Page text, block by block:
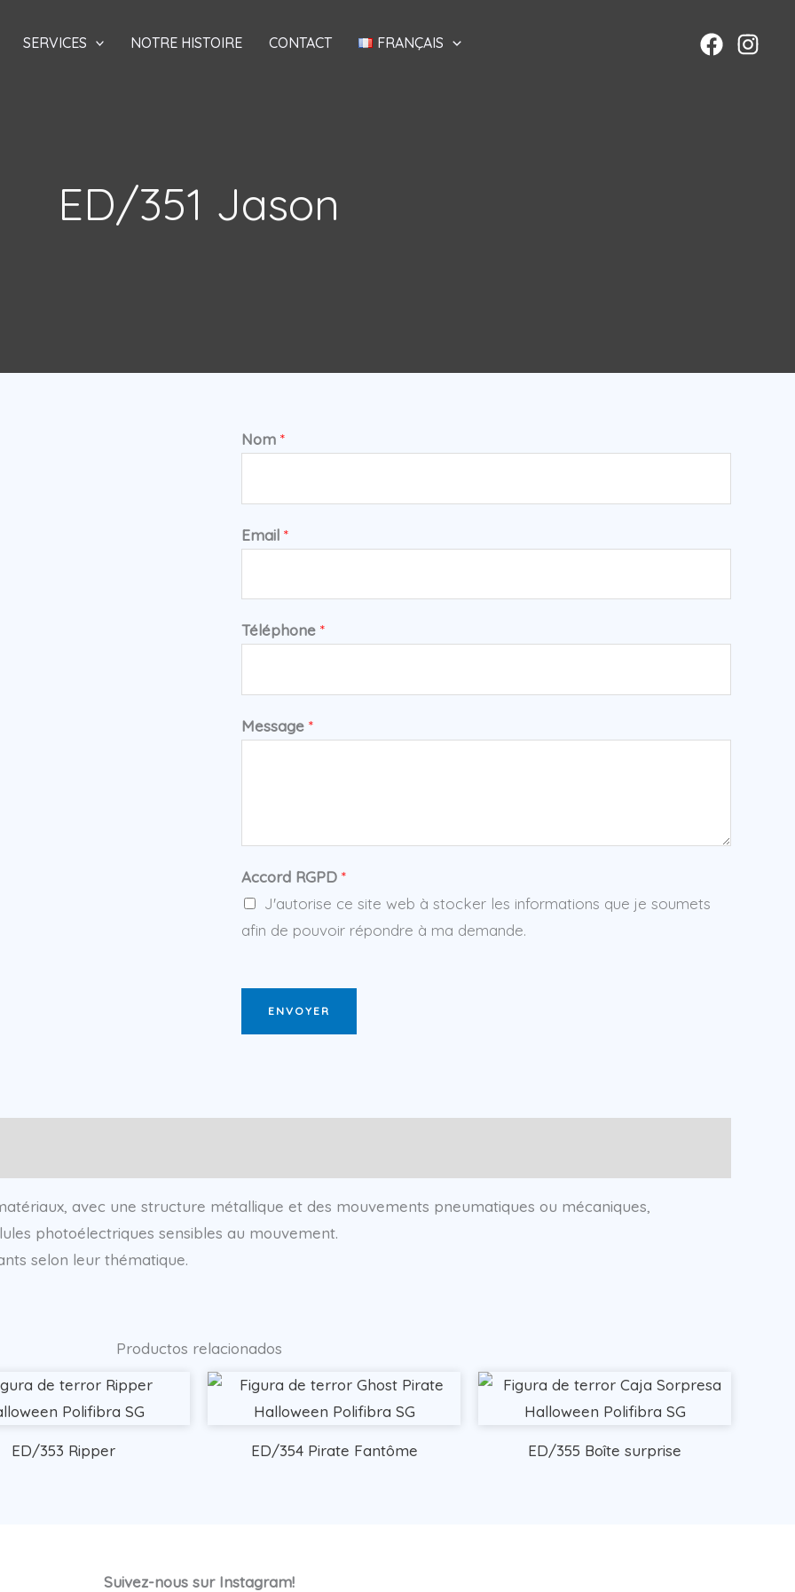
SERVICES NOTRE HISTOIRE CONTACT FRANÇAIS
ED/351 Jason
Nom *
Email *
Téléphone *
Message *
Accord RGPD *
J'autorise ce site web à stocker les informations que je soumets
afin de pouvoir répondre à ma demande.
ENVOYER
avec une structure métallique et des mouvements pneumatiques ou mécaniques,
photoélectriques sensibles au mouvement.
selon leur thématique.
Productos relacionados
ED/353 Ripper ED/354 Pirate Fantôme ED/355 Boîte surprise
Suivez-nous sur Instagram!